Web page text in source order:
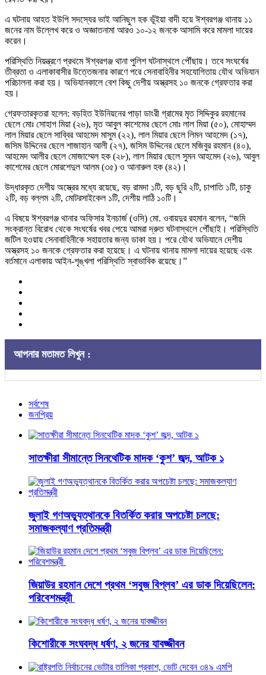
এ ঘটনায় আহত ইউপি সদস্যের ভাই আনিছুল হক ভূঁইয়া বাদী হয়ে ঈশ্বরগঞ্জ থানায় ১১
জনের নাম উল্লেখ করে ও অজ্ঞাতনামা আরও ১০-১২ জনকে আসামি করে মামলা দায়ের
করেন।
পরিস্থিতি নিয়ন্ত্রণে প্রথমে ঈশ্বরগঞ্জ থানা পুলিশ ঘটনাস্থলে পৌঁছায়। তবে সংঘর্ষের
তীব্রতা ও এলাকাবাসীর উত্তেজনার কারণে পরে সেনাবাহিনীর সহযোগিতায় যৌথ অভিযান
পরিচালনা করা হয়। অভিযানকালে বেশ কিছু দেশীয় অস্ত্রসহ ১০ জনকে গ্রেফতার করা
হয়।
গ্রেফতারকৃতরা হলেন: বড়হিত ইউনিয়নের পাড়া ডাংরী গ্রামের মৃত সিদ্দিকুর রহমানের
ছেলে মোঃ সোহাগ মিয়া (২৬), মৃত আবুল কাশেমের ছেলে মোঃ লাল মিয়া (৫০), মোহাম্মদ
লাল মিয়ার ছেলে সাব্বির আহমেদ মাসুম (২২), লাল মিয়ার ছেলে লিমন আহমেদ (১৭),
জসিম উদ্দিনের ছেলে শাজাহান আলী (২৭), জসিম উদ্দিনের ছেলে মজিবুর রহমান (৪০),
আহমেদ আলীর ছেলে মোজাম্মেল হক (২৮), লাল মিয়ার ছেলে সুমন আহমেদ (২৬), আবুল
কাশেমের ছেলে মোরশেদুল আলম (৩৫) ও আনারুল হক (৪২)।
উদ্ধারকৃত দেশীয় অস্ত্রের মধ্যে রয়েছে, বড় রামদা ১টি, বড় ছুরি ২টি, চাপাতি ১টি, চাকু
২টি, বড় বল্লম ২টি, মোটরসাইকেল ১টি, দেশীয় লাঠি ১০টি।
এ বিষয়ে ঈশ্বরগঞ্জ থানার অফিসার ইনচার্জ (ওসি) মো. ওবায়দুর রহমান বলেন, “জমি
সংক্রান্ত বিরোধ থেকে সংঘর্ষের খবর পেয়ে আমরা দ্রুত ঘটনাস্থলে পৌঁছাই। পরিস্থিতি
জটিল হওয়ায় সেনাবাহিনীকে সহায়তার জন্য ডাকা হয়। পরে যৌথ অভিযানে দেশীয়
অস্ত্রসহ ১০ জনকে গ্রেফতার করা হয়েছে। এ ঘটনায় থানায় মামলা দায়ের হয়েছে এবং
বর্তমানে এলাকায় আইন-শৃঙ্খলা পরিস্থিতি স্বাভাবিক রয়েছে।”
আপনার মতামত লিখুন :
সর্বশেষ
জনপ্রিয়
সাতক্ষীরা সীমান্তে সিনথেটিক মাদক ‘কুশ’ জব্দ, আটক ১
জুলাই গণঅভ্যুত্থানকে বিতর্কিত করার অপচেষ্টা চলছে:
সমাজকল্যাণ প্রতিমন্ত্রী
জিয়াউর রহমান দেশে প্রথম ‘সবুজ বিপ্লব’ এর ডাক দিয়েছিলেন:
পরিবেশমন্ত্রী
কিশোরীকে সংঘবদ্ধ ধর্ষণ, ২ জনের যাবজ্জীবন